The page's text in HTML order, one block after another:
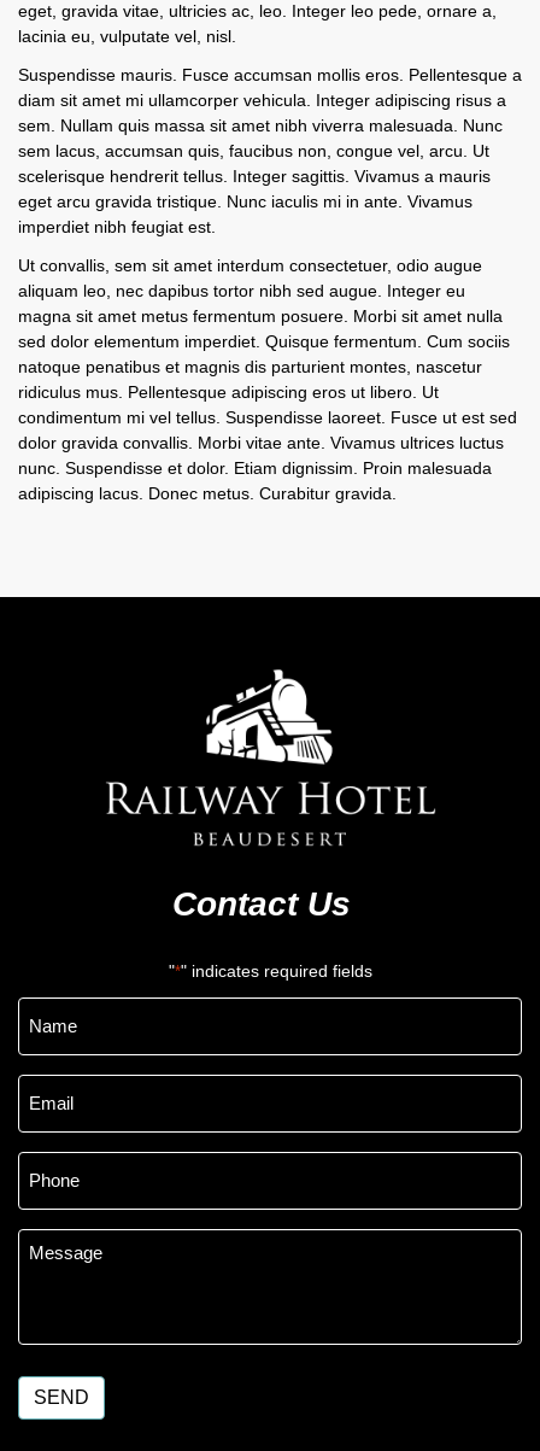
eget, gravida vitae, ultricies ac, leo. Integer leo pede, ornare a,
lacinia eu, vulputate vel, nisl.
Suspendisse mauris. Fusce accumsan mollis eros. Pellentesque a
diam sit amet mi ullamcorper vehicula. Integer adipiscing risus a
sem. Nullam quis massa sit amet nibh viverra malesuada. Nunc
sem lacus, accumsan quis, faucibus non, congue vel, arcu. Ut
scelerisque hendrerit tellus. Integer sagittis. Vivamus a mauris
eget arcu gravida tristique. Nunc iaculis mi in ante. Vivamus
imperdiet nibh feugiat est.
Ut convallis, sem sit amet interdum consectetuer, odio augue
aliquam leo, nec dapibus tortor nibh sed augue. Integer eu
magna sit amet metus fermentum posuere. Morbi sit amet nulla
sed dolor elementum imperdiet. Quisque fermentum. Cum sociis
natoque penatibus et magnis dis parturient montes, nascetur
ridiculus mus. Pellentesque adipiscing eros ut libero. Ut
condimentum mi vel tellus. Suspendisse laoreet. Fusce ut est sed
dolor gravida convallis. Morbi vitae ante. Vivamus ultrices luctus
nunc. Suspendisse et dolor. Etiam dignissim. Proin malesuada
adipiscing lacus. Donec metus. Curabitur gravida.
Contact Us
"*" indicates required fields
Message
SEND